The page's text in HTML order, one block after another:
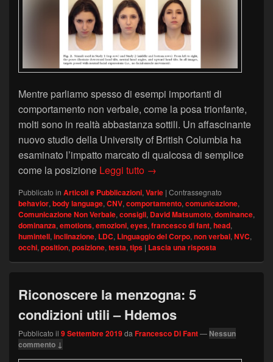
Mentre parliamo spesso di esempi importanti di
comportamento non verbale, come la posa trionfante,
molti sono in realtà abbastanza sottili. Un affascinante
nuovo studio della University of British Columbia ha
esaminato l’impatto marcato di qualcosa di semplice
come la posizione Leggi tutto Espressioni non verbali di
→
Pubblicato in Articoli e Pubblicazioni, Varie | Contrassegnato
behavior, body language, CNV, comportamento, comunicazione,
Comunicazione Non Verbale, consigli, David Matsumoto, dominance,
dominanza, emotions, emozioni, eyes, francesco di fant, head,
humintell, inclinazione, LDC, Linguaggio del Corpo, non verbal, NVC,
occhi, position, posizione, testa, tips | Lascia una risposta
Riconoscere la menzogna: 5
condizioni utili – Hdemos
Pubblicato il 9 Settembre 2019da Francesco Di Fant— Nessun
commento ↓